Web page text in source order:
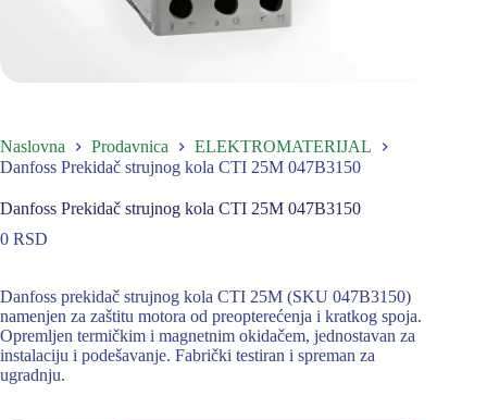
Naslovna Prodavnica
ELEKTROMATERIJAL
Danfoss Prekidač strujnog kola CTI 25M 047B3150
Danfoss Prekidač strujnog kola CTI 25M 047B3150
0 RSD
Danfoss prekidač strujnog kola CTI 25M (SKU 047B3150)
namenjen za zaštitu motora od preopterećenja i kratkog spoja.
Opremljen termičkim i magnetnim okidačem, jednostavan za
instalaciju i podešavanje. Fabrički testiran i spreman za
ugradnju.